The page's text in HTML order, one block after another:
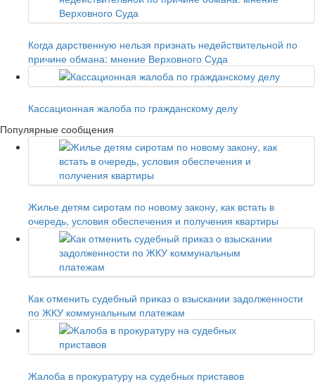
Когда дарственную нельзя признать недействительной по
причине обмана: мнение Верховного Суда
Кассационная жалоба по гражданскому делу
Популярные сообщения
Жилье детям сиротам по новому закону, как встать в
очередь, условия обеспечения и получения квартиры
Как отменить судебный приказ о взыскании задолженности
по ЖКУ коммунальным платежам
Жалоба в прокуратуру на судебных приставов